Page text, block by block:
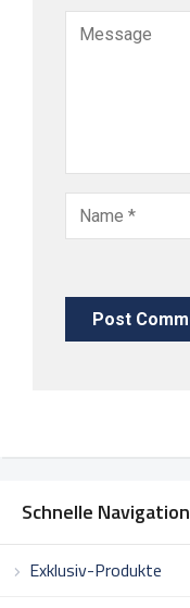
Schnelle Navigation
Exklusiv-Produkte